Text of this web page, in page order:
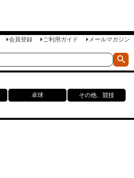
会員登録 ご利用ガイド メールマガジン
卓球
その他、競技